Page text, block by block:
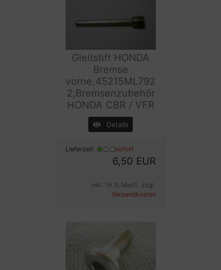
Gleitstift HONDA
Bremse
vorne,45215ML792
2,Bremsenzubehör
HONDA CBR / VFR
Details
Lieferzeit: sofort
6,50 EUR
inkl. 19 % MwSt. zzgl.
Versandkosten